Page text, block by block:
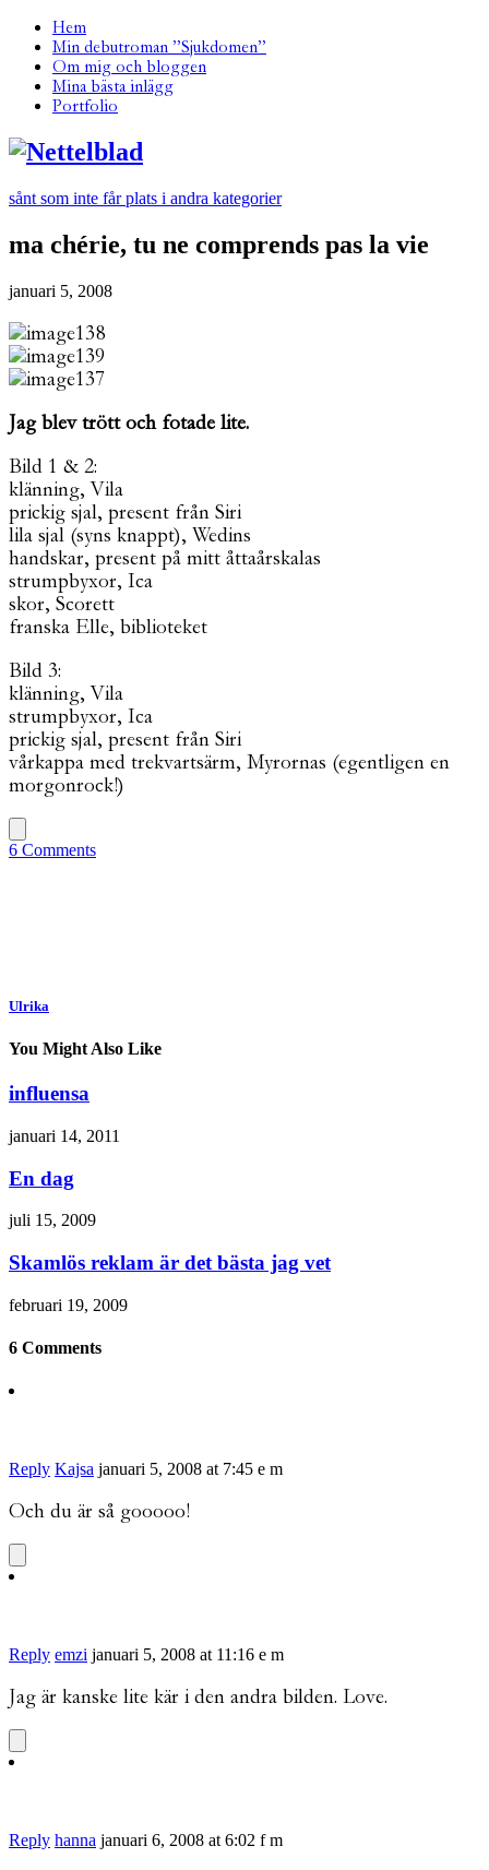
Hem
Min debutroman ”Sjukdomen”
Om mig och bloggen
Mina bästa inlägg
Portfolio
sånt som inte får plats i andra kategorier
ma chérie, tu ne comprends pas la vie
januari 5, 2008
Jag blev trött och fotade lite.
Bild 1 & 2:
klänning, Vila
prickig sjal, present från Siri
lila sjal (syns knappt), Wedins
handskar, present på mitt åttaårskalas
strumpbyxor, Ica
skor, Scorett
franska Elle, biblioteket
Bild 3:
klänning, Vila
strumpbyxor, Ica
prickig sjal, present från Siri
vårkappa med trekvartsärm, Myrornas (egentligen en
morgonrock!)
6 Comments
Ulrika
You Might Also Like
influensa
januari 14, 2011
En dag
juli 15, 2009
Skamlös reklam är det bästa jag vet
februari 19, 2009
6 Comments
Reply Kajsa januari 5, 2008 at 7:45 e m
Och du är så gooooo!
Reply emzi januari 5, 2008 at 11:16 e m
Jag är kanske lite kär i den andra bilden. Love.
Reply hanna januari 6, 2008 at 6:02 f m